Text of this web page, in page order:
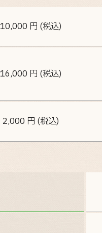
10,000 円 (税込)
16,000 円 (税込)
2,000 円 (税込)